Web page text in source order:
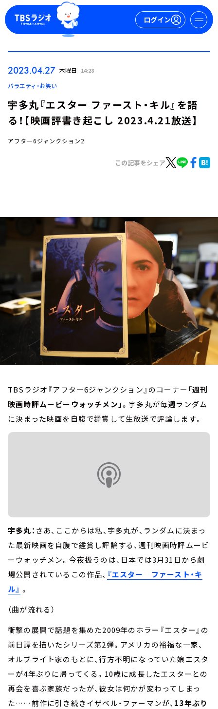
ログイン
ログイン
お知らせ
イベント・グッズ
YouTube
会社情報
2023.04.27 木曜日 14:28
バラエティ・お笑い
宇多丸『エスター ファースト・キル』を語
る！【映画評書き起こし 2023.4.21放送】
アフター6ジャンクション2
この記事をシェア
TBSラジオ『アフター6ジャンクション』のコーナー 「週刊
映画時評ムービーウォッチメン」。宇多丸が毎週ランダム
に決まった映画を自腹で鑑賞して生放送で評論します。
宇多丸： さあ、ここからは私、宇多丸が、ランダムに決まっ
た最新映画を自腹で鑑賞し評論する、週刊映画時評ムービ
ーウォッチメン。今夜扱うのは、日本では3月31日から劇
場公開されているこの作品、 『エスター ファースト・キ
ル』 。
（曲が流れる）
衝撃の展開で話題を集めた2009年のホラー『エスター』の
前日譚を描いたシリーズ第2弾。アメリカの裕福な一家、
オルブライト家のもとに、行方不明になっていた娘エスタ
ーが4年ぶりに帰ってくる。10歳に成長したエスターとの
再会を喜ぶ家族だったが、彼女は何かが変わってしまっ
た……前作に引き続きイザベル・ファーマンが、 13年ぶり